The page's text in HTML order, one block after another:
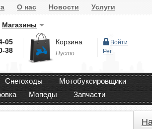
О нас Новости Услуги
Магазины
05
38
Корзина
Пусто
Войти
Рег.
Снегоходы
Мотобуксировщики
Мопеды Запчасти